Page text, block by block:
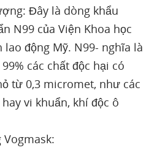
Đây là dòng khẩu
N99 của Viện Khoa học
lao động Mỹ. N99- nghĩa là
các chất độc hại có
từ 0,3 micromet, như các
vi khuẩn, khí độc ô
Vogmask: